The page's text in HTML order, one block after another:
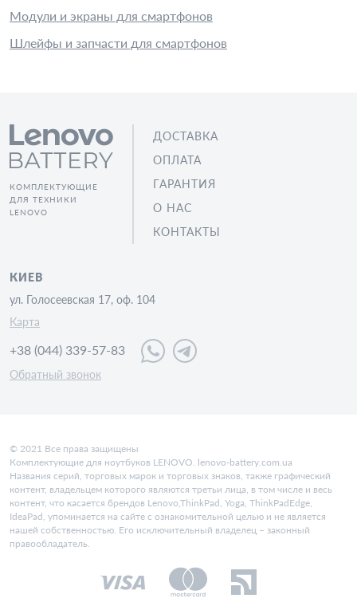
Модули и экраны для смартфонов
Шлейфы и запчасти для смартфонов
КОМПЛЕКТУЮЩИЕ
ДЛЯ ТЕХНИКИ
LENOVO
ДОСТАВКА
ОПЛАТА
ГАРАНТИЯ
О НАС
КОНТАКТЫ
КИЕВ
ул. Голосеевская 17, оф. 104
Карта
+38 (044) 339-57-83
Обратный звонок
© 2021 Все права защищены
Комплектующие для ноутбуков LENOVO. lenovo-battery.com.ua
Названия серий, торговых марок и торговых знаков, также графический
контент, владельцем которого являются третьи лица, в том числе и весь
контент, что касается брендов Lenovo,ThinkPad, Yoga, ThinkPadEdge,
IdeaPad, упоминается на сайте с ознакомительной целью и не является
нашей собственностью. Его исключительный владелец – законный
правообладатель.